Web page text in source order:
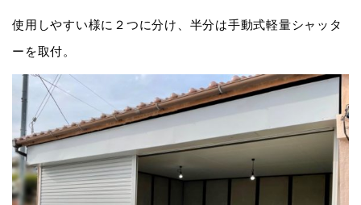
使用しやすい様に２つに分け、半分は手動式軽量シャッタ
ーを取付。